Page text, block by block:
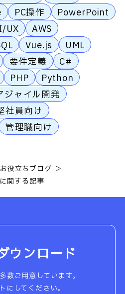
PC操作
PowerPoint
UX
AWS
Vue.js
UML
要件定義
C#
PHP
Python
ジャイル開発
社員向け
管理職向け
お役立ちブログ
関する記事
ウンロード
数ご用意しています。
にしてください。